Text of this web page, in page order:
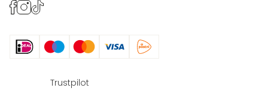
Trustpilot